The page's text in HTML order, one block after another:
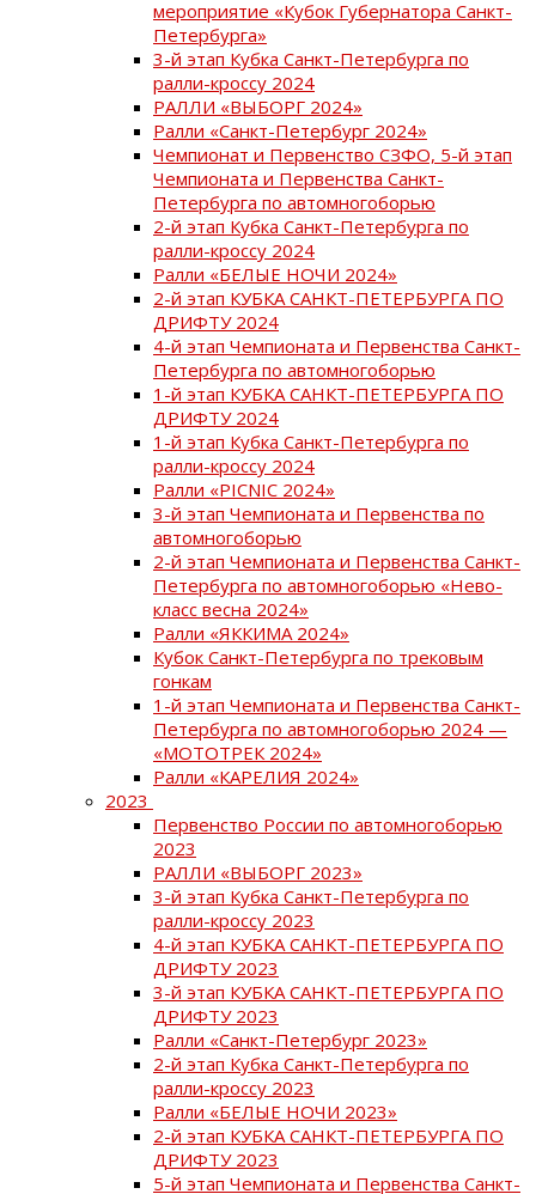
мероприятие «Кубок Губернатора Санкт-
Петербурга»
3-й этап Кубка Санкт-Петербурга по
ралли-кроссу 2024
РАЛЛИ «ВЫБОРГ 2024»
Ралли «Санкт-Петербург 2024»
Чемпионат и Первенство СЗФО, 5-й этап
Чемпионата и Первенства Санкт-
Петербурга по автомногоборью
2-й этап Кубка Санкт-Петербурга по
ралли-кроссу 2024
Ралли «БЕЛЫЕ НОЧИ 2024»
2-й этап КУБКА САНКТ-ПЕТЕРБУРГА ПО
ДРИФТУ 2024
4-й этап Чемпионата и Первенства Санкт-
Петербурга по автомногоборью
1-й этап КУБКА САНКТ-ПЕТЕРБУРГА ПО
ДРИФТУ 2024
1-й этап Кубка Санкт-Петербурга по
ралли-кроссу 2024
Ралли «PICNIC 2024»
3-й этап Чемпионата и Первенства по
автомногоборью
2-й этап Чемпионата и Первенства Санкт-
Петербурга по автомногоборью «Нево-
класс весна 2024»
Ралли «ЯККИМА 2024»
Кубок Санкт-Петербурга по трековым
гонкам
1-й этап Чемпионата и Первенства Санкт-
Петербурга по автомногоборью 2024 —
«МОТОТРЕК 2024»
Ралли «КАРЕЛИЯ 2024»
2023
Первенство России по автомногоборью
2023
РАЛЛИ «ВЫБОРГ 2023»
3-й этап Кубка Санкт-Петербурга по
ралли-кроссу 2023
4-й этап КУБКА САНКТ-ПЕТЕРБУРГА ПО
ДРИФТУ 2023
3-й этап КУБКА САНКТ-ПЕТЕРБУРГА ПО
ДРИФТУ 2023
Ралли «Санкт-Петербург 2023»
2-й этап Кубка Санкт-Петербурга по
ралли-кроссу 2023
Ралли «БЕЛЫЕ НОЧИ 2023»
2-й этап КУБКА САНКТ-ПЕТЕРБУРГА ПО
ДРИФТУ 2023
5-й этап Чемпионата и Первенства Санкт-